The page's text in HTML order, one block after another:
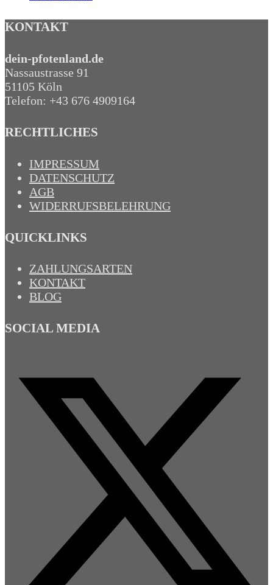
KONTAKT
dein-pfotenland.de
Nassaustrasse 91
51105 Köln
Telefon: +43 676 4909164‬
RECHTLICHES
IMPRESSUM
DATENSCHUTZ
AGB
WIDERRUFSBELEHRUNG
QUICKLINKS
ZAHLUNGSARTEN
KONTAKT
BLOG
SOCIAL MEDIA